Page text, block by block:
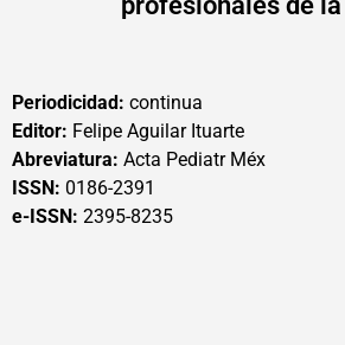
Periodicidad: continua
Editor: Felipe Aguilar Ituarte
Abreviatura: Acta Pediatr Méx
ISSN: 0186-2391
e-ISSN: 2395-8235